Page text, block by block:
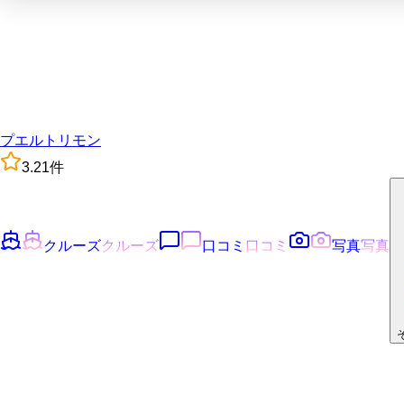
プエルトリモン
3.21件
クルーズクルーズ 口コミ 口コミ 写真写真